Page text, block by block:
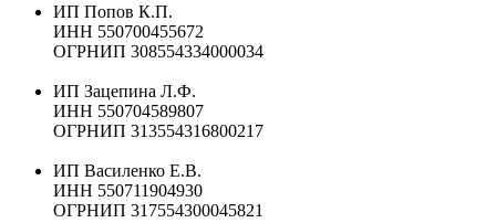
ИП Попов К.П.
ИНН 550700455672
ОГРНИП 308554334000034
ИП Зацепина Л.Ф.
ИНН 550704589807
ОГРНИП 313554316800217
ИП Василенко Е.В.
ИНН 550711904930
ОГРНИП 317554300045821